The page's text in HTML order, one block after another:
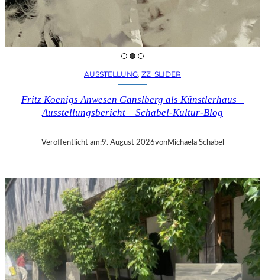
AUSSTELLUNG, ZZ_SLIDER
Fritz Koenigs Anwesen Ganslberg als Künstlerhaus –
Ausstellungsbericht – Schabel-Kultur-Blog
Veröffentlicht am:9. August 2026vonMichaela Schabel